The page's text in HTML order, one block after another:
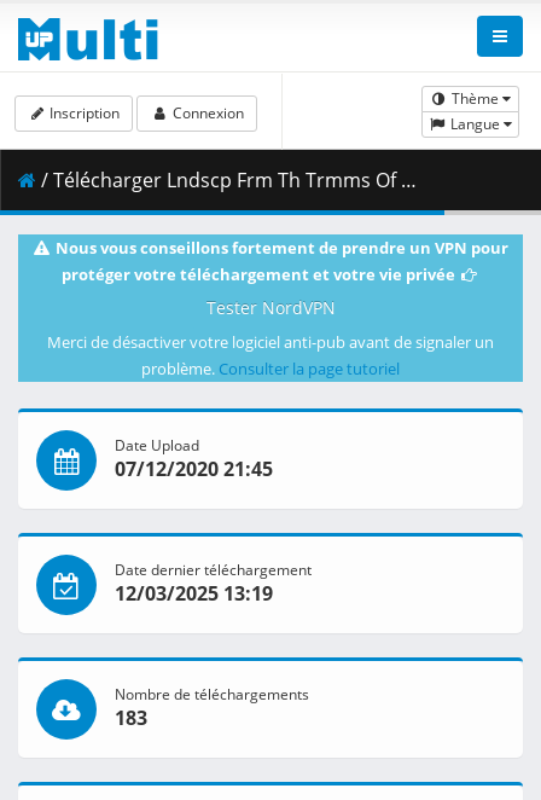
Thème
Langue
Inscription Connexion
/ Télécharger Lndscp Frm Th Trmms Of Mrs.zip ( 376.52 MB )
Nous vous conseillons fortement de prendre un VPN pour
protéger votre téléchargement et votre vie privée
Tester NordVPN
Merci de désactiver votre logiciel anti-pub avant de signaler un
problème. Consulter la page tutoriel
Date Upload
07/12/2020 21:45
Date dernier téléchargement
12/03/2025 13:19
Nombre de téléchargements
183